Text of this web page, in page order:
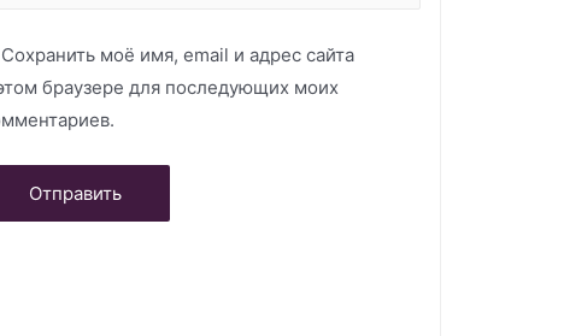
Сохранить моё имя, email и адрес сайта
браузере для последующих моих